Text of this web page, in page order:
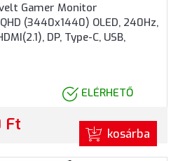
Gamer Monitor
(3440x1440) OLED, 240Hz,
DP, Type-C, USB,
Fekete színben
ELÉRHETŐ
Ft kosárba